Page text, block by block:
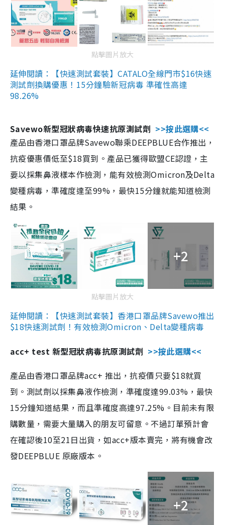
點擊圖片放大
延伸閱讀：【快速測試套裝】CATALO全線門市$16快速
測試劑換購優惠！15分鐘驗新冠病毒 準確性高達
98.26%
Savewo新型冠狀病毒快速抗原測試劑 >>按此選購<<
產品由香港口罩品牌Savewo聯乘DEEPBLUE合作推出，
抗疫優惠價低至$18買到。產品已獲得歐盟CE認證，主
要以採集鼻液樣本作檢測，能有效檢測Omicron及Delta
變種病毒，準確度達至99%，最快15分鐘就能知道檢測
結果。
+2
點擊圖片放大
延伸閱讀：【快速測試套裝】香港口罩品牌Savewo推出
$18快速測試劑！有效檢測Omicron、Delta變種病毒
acc+ test 新型冠狀病毒抗原測試劑 >>按此選購<<
產品由香港口罩品牌acc+ 推出，抗疫價只要$18就買
到。測試劑以採集鼻液作檢測，準確度達99.03%，最快
15分鐘知道結果，而且準確度高達97.25%。目前未有限
購數量，需要大量購入的朋友可留意。不過訂單預計會
在確認後10至21日出貨，如acc+版本賣完，將有機會改
發DEEPBLUE 原廠版本。
+2